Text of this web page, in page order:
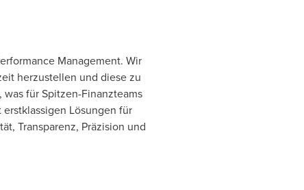
Management. Wir
herzustellen und diese zu
für Spitzen-Finanzteams
Lösungen für
Transparenz, Präzision und